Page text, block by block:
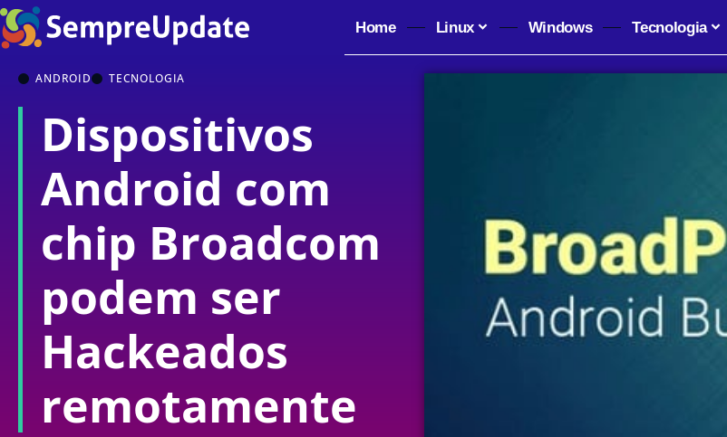
Home Linux Windows Tecnologia
ANDROID TECNOLOGIA
Dispositivos
Android com
chip Broadcom
podem ser
Hackeados
remotamente